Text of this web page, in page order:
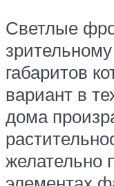
Светлые
габаритов
вариант в
дома
желательно